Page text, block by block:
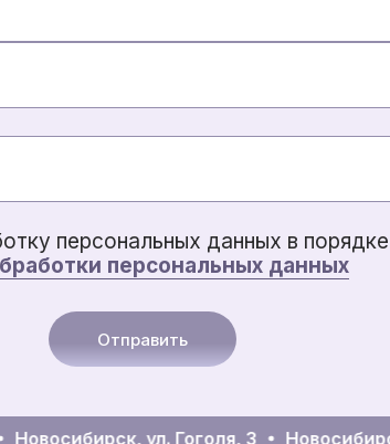
персональных данных в
персональных данных
Отправить
ул. Гоголя, 3